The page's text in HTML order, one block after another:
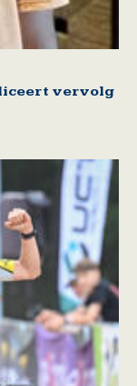
vervolg